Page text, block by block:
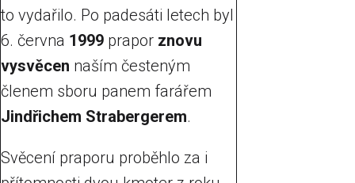
to vydařilo. Po padesáti letech byl
6. června 1999 prapor znovu
vysvěcen naším česteným
členem sboru panem farářem
Jindřichem Strabergerem.
Svěcení praporu proběhlo za i